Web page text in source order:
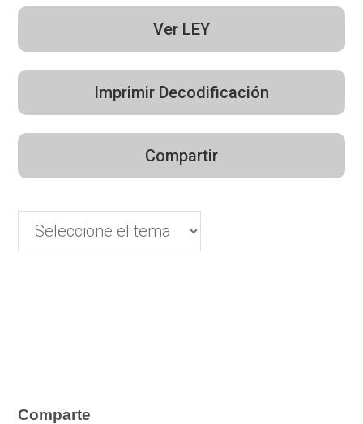
Ver LEY
Imprimir Decodificación
Compartir
Comparte